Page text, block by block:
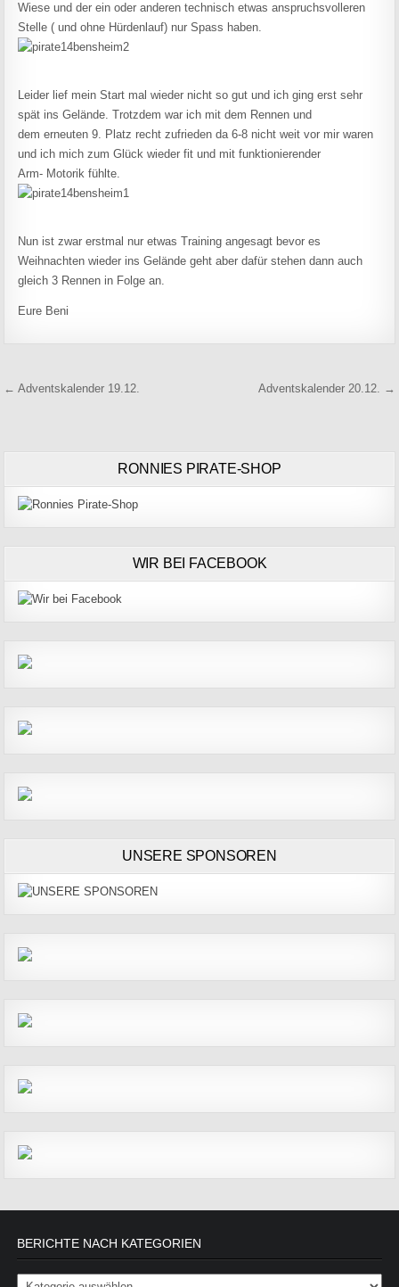
Wiese und der ein oder anderen technisch etwas anspruchsvolleren
Stelle ( und ohne Hürdenlauf) nur Spass haben.
Leider lief mein Start mal wieder nicht so gut und ich ging erst sehr
spät ins Gelände. Trotzdem war ich mit dem Rennen und
dem erneuten 9. Platz recht zufrieden da 6-8 nicht weit vor mir waren
und ich mich zum Glück wieder fit und mit funktionierender
Arm- Motorik fühlte.
Nun ist zwar erstmal nur etwas Training angesagt bevor es
Weihnachten wieder ins Gelände geht aber dafür stehen dann auch
gleich 3 Rennen in Folge an.
Eure Beni
Beitragsnavigation
← Adventskalender 19.12. Adventskalender 20.12. →
RONNIES PIRATE-SHOP
WIR BEI FACEBOOK
UNSERE SPONSOREN
BERICHTE NACH KATEGORIEN
Berichte nach Kategorien